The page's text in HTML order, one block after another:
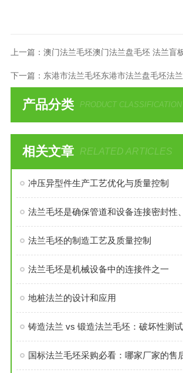
上一篇： 澳门法兰毛坯澳门法兰盘毛坯 法兰盲板
下一篇： 东港市法兰毛坯东港市法兰盘毛坯法兰盲
产品分类 PRODUCT CLASSIFICATION
相关文章 RELATED ARTICLES
冲压异型件生产工艺优化与质量控制
法兰毛坯是确保管道和设备连接密封性
法兰毛坯的制造工艺及质量控制
法兰毛坯是机械设备中的连接件之一
地桩法兰的设计和应用
铸造法兰 vs 锻造法兰毛坯：破坏性测